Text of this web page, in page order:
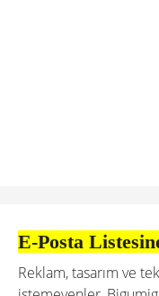
E-Posta
Reklam, tasarım ve